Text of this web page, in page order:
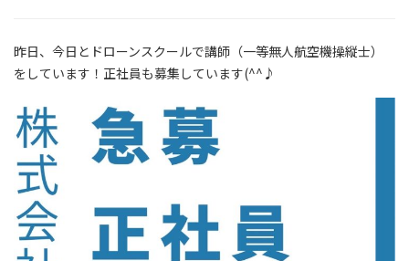
昨日、今日とドローンスクールで講師（一等無人航空機操縦士）
をしています！正社員も募集しています(^^♪